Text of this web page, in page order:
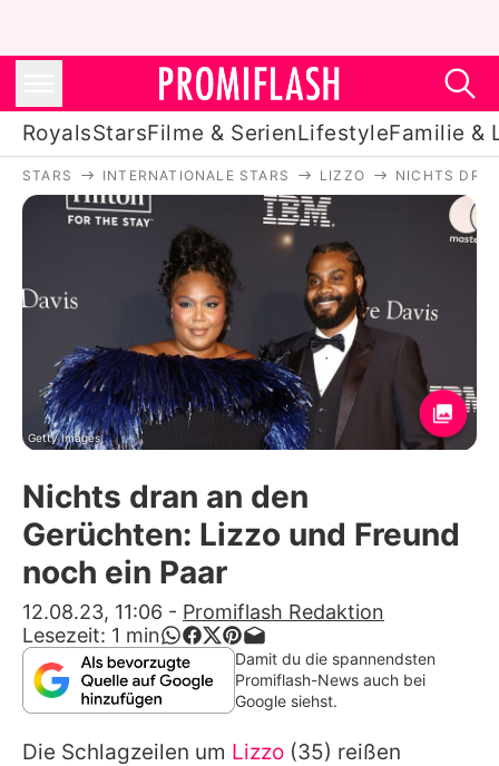
RoyalsStarsFilme & SerienLifestyleFamilie &
Royals
Stars
Filme & Serien
Lifestyle
Familie & Liebe
Promiflash Exklusiv
Alle Themen auf Promiflash
App runterladen
Team
Redaktionelle Richtlinien
Impressum
STARS INTERNATIONALE STARS LIZZO NICHTS
Getty Images
Nichts dran an den
Gerüchten: Lizzo und Freund
noch ein Paar
12.08.23, 11:06 - Promiflash Redaktion
Lesezeit: 1 min
Damit du die spannendsten
Promiflash-News auch bei
Google siehst.
Die Schlagzeilen um Lizzo (35) reißen